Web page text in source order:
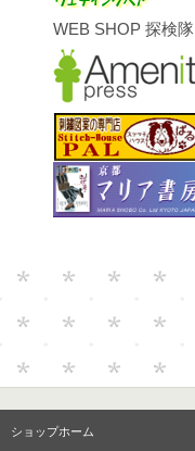
WEB SHOP 探検隊
ショップホーム